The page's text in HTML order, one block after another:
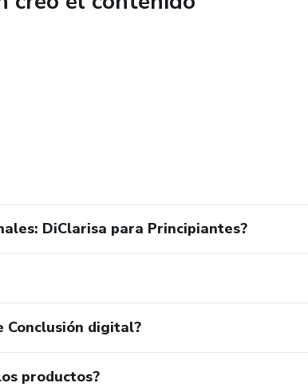
DiClarisa para Principiantes?
Conclusión digital?
productos?